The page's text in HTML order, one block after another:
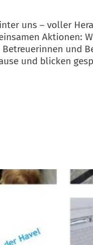
uns – voller
Aktionen:
und
und blicken